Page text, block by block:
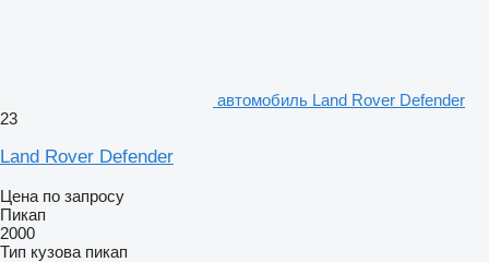
автомобиль Land Rover Defender
23
Land Rover Defender
Цена по запросу
Пикап
2000
Тип кузова пикап